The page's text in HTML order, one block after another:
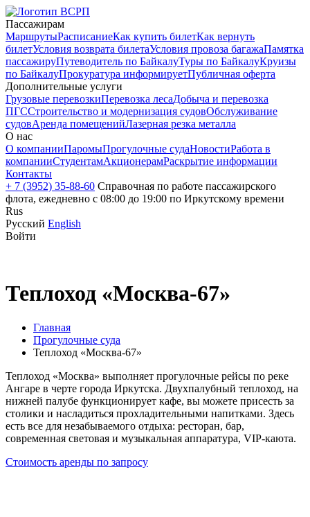
Пассажирам
МаршрутыРасписаниеКак купить билетКак вернуть
билетУсловия возврата билетаУсловия провоза багажаПамятка
пассажируПутеводитель по БайкалуТуры по БайкалуКруизы
по БайкалуПрокуратура информируетПубличная оферта
Дополнительные услуги
Грузовые перевозкиПеревозка лесаДобыча и перевозка
ПГССтроительство и модернизация судовОбслуживание
судовАренда помещенийЛазерная резка металла
О нас
О компанииПаромыПрогулочные судаНовостиРабота в
компанииСтудентамАкционерамРаскрытие информации
Контакты
+ 7 (3952) 35-88-60 Справочная по работе пассажирского
флота, ежедневно с 08:00 до 19:00 по Иркутскому времени
Rus
Русский English
Войти
Теплоход «Москва-67»
Главная
Прогулочные суда
Теплоход «Москва-67»
Теплоход «Москва» выполняет прогулочные рейсы по реке
Ангаре в черте города Иркутска. Двухпалубный теплоход, на
нижней палубе функционирует кафе, вы можете присесть за
столики и насладиться прохладительными напитками. Здесь
есть все для незабываемого отдыха: ресторан, бар,
современная световая и музыкальная аппаратура, VIP-каюта.
Стоимость аренды по запросу